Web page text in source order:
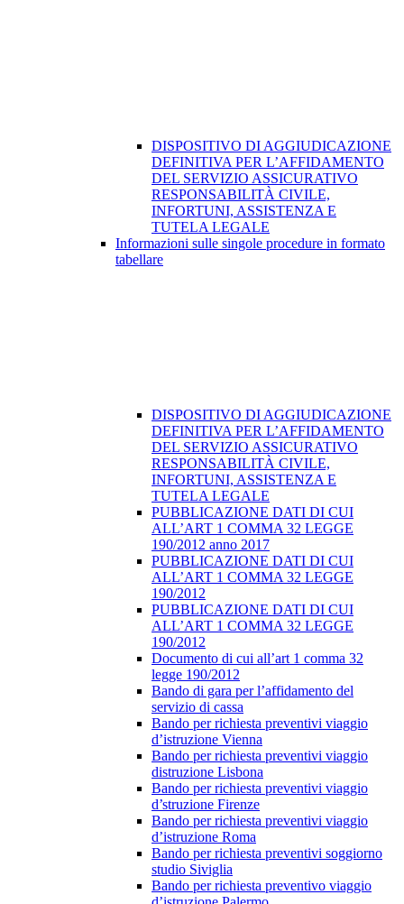
DISPOSITIVO DI AGGIUDICAZIONE
DEFINITIVA PER L’AFFIDAMENTO
DEL SERVIZIO ASSICURATIVO
RESPONSABILITÀ CIVILE,
INFORTUNI, ASSISTENZA E
TUTELA LEGALE
Informazioni sulle singole procedure in formato
tabellare
DISPOSITIVO DI AGGIUDICAZIONE
DEFINITIVA PER L’AFFIDAMENTO
DEL SERVIZIO ASSICURATIVO
RESPONSABILITÀ CIVILE,
INFORTUNI, ASSISTENZA E
TUTELA LEGALE
PUBBLICAZIONE DATI DI CUI
ALL’ART 1 COMMA 32 LEGGE
190/2012 anno 2017
PUBBLICAZIONE DATI DI CUI
ALL’ART 1 COMMA 32 LEGGE
190/2012
PUBBLICAZIONE DATI DI CUI
ALL’ART 1 COMMA 32 LEGGE
190/2012
Documento di cui all’art 1 comma 32
legge 190/2012
Bando di gara per l’affidamento del
servizio di cassa
Bando per richiesta preventivi viaggio
d’istruzione Vienna
Bando per richiesta preventivi viaggio
distruzione Lisbona
Bando per richiesta preventivi viaggio
d’struzione Firenze
Bando per richiesta preventivi viaggio
d’istruzione Roma
Bando per richiesta preventivi soggiorno
studio Siviglia
Bando per richiesta preventivo viaggio